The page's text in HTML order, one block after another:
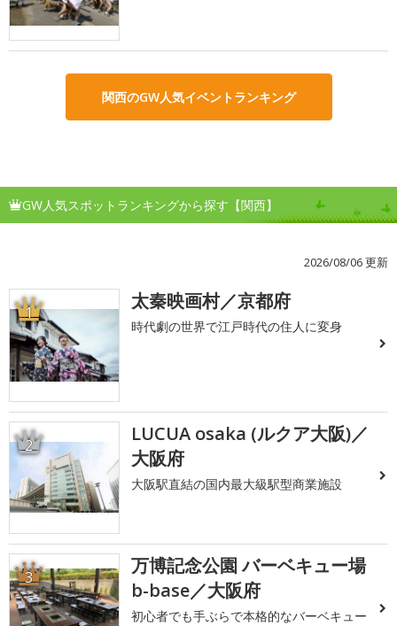
関西のGW人気イベントランキング
GW人気スポットランキングから探す【関西】
2026/08/06 更新
1 太秦映画村／京都府
時代劇の世界で江戸時代の住人に変身
2
LUCUA osaka (ルクア大阪)／
大阪府
大阪駅直結の国内最大級駅型商業施設
3
万博記念公園 バーベキュー場
b-base／大阪府
初心者でも手ぶらで本格的なバーベキュー